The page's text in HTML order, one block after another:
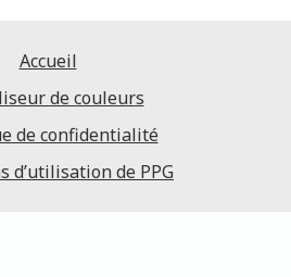
Accueil
de couleurs
de confidentialité
d’utilisation de PPG